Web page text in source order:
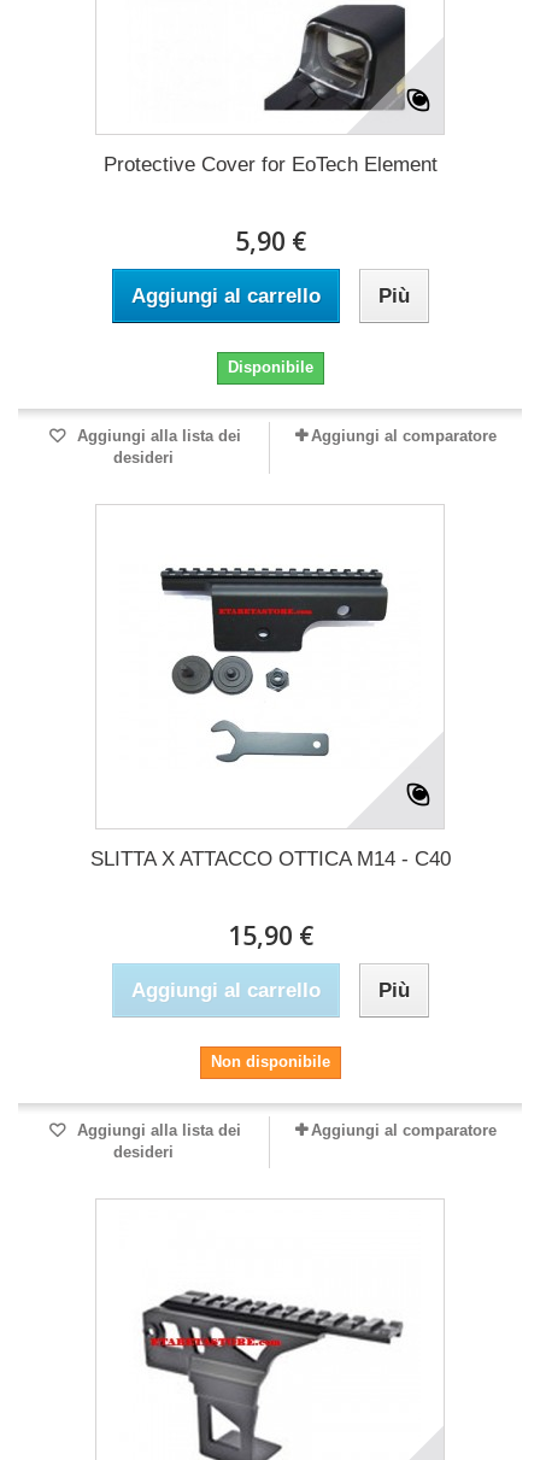
Protective Cover for EoTech Element
5,90 €
Aggiungi al carrello Più
Disponibile
Aggiungi alla lista dei
desideri
Aggiungi al comparatore
SLITTA X ATTACCO OTTICA M14 - C40
15,90 €
Aggiungi al carrello Più
Non disponibile
Aggiungi alla lista dei
desideri
Aggiungi al comparatore